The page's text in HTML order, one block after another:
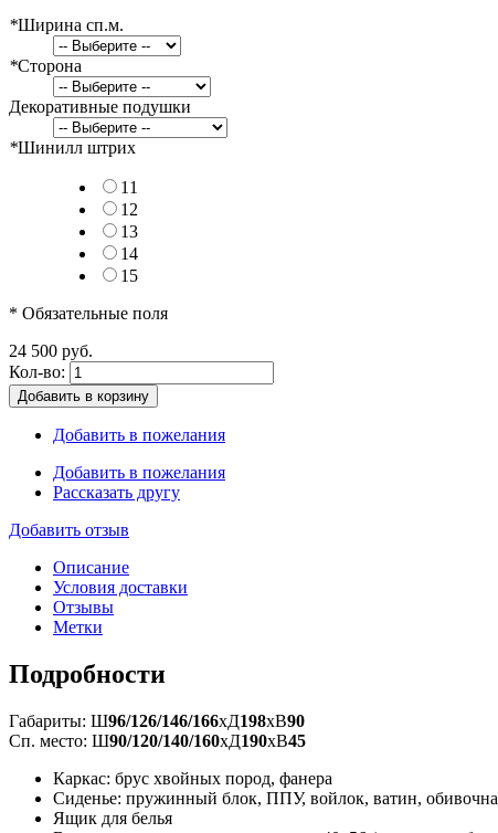
*Ширина сп.м.
*Сторона
Декоративные подушки
*Шинилл штрих
11
12
13
14
15
* Обязательные поля
24 500 руб.
Кол-во:
Добавить в корзину
Добавить в пожелания
Добавить в пожелания
Рассказать другу
Добавить отзыв
Описание
Условия доставки
Отзывы
Метки
Подробности
Габариты: Ш96/126/146/166xД198xВ90
Сп. место: Ш90/120/140/160xД190xВ45
Каркас: брус хвойных пород, фанера
Сиденье: пружинный блок, ППУ, войлок, ватин,
Ящик для белья